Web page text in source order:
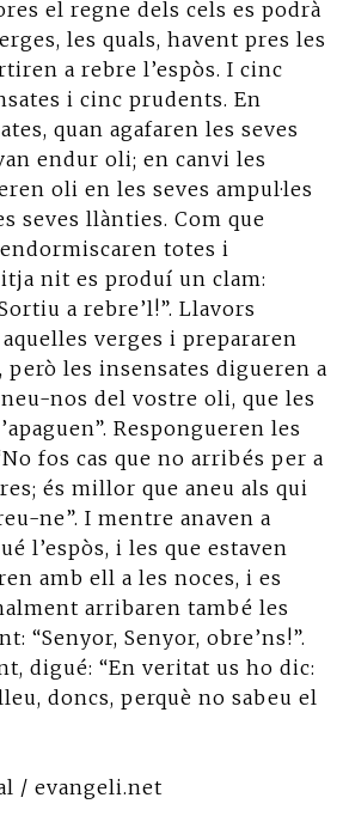
el regne dels cels es podrà
les quals, havent pres les
a rebre l’espòs. I cinc
i cinc prudents. En
quan agafaren les seves
endur oli; en canvi les
oli en les seves ampul·les
seves llànties. Com que
totes i
nit es produí un clam:
a rebre’l!”. Llavors
verges i prepararen
però les insensates digueren a
nos del vostre oli, que les
Respongueren les
fos cas que no arribés per a
és millor que aneu als qui
ne”. I mentre anaven a
l’espòs, i les que estaven
amb ell a les noces, i es
arribaren també les
“Senyor, Senyor, obre’ns!”.
digué: “En veritat us ho dic:
doncs, perquè no sabeu el
/ evangeli.net